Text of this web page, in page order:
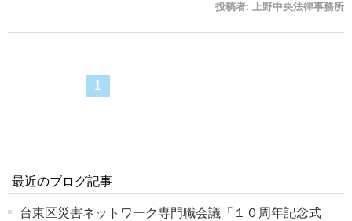
投稿者: 上野中央法律事務所
1
最近のブログ記事
台東区災害ネットワーク専門職会議「１０周年記念式